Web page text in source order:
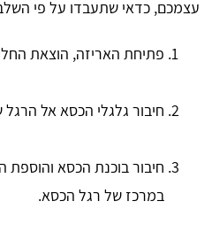
עצמכם, כדאי שתעבדו על פי
פתיחת האריזה, הוצאת
חיבור גלגלי הכסא אל
חיבור בוכנת הכסא והוספת
במרכז של רגל הכסא.